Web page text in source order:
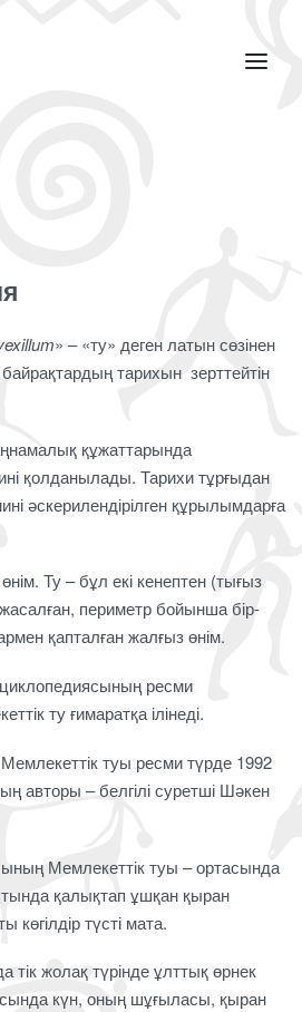
» – «ту» деген латын сөзінен
тарихын зерттейтін
құжаттарында
қолданылады. Тарихи тұрғыдан
әскерилендірілген құрылымдарға
Ту – бұл екі кенептен (тығыз
периметр бойынша бір-
қапталған жалғыз өнім.
ресми
ту ғимаратқа ілінеді.
туы ресми түрде 1992
– белгілі суретші Шәкен
Мемлекеттік туы – ортасында
қалықтап ұшқан қыран
көгілдір түсті мата.
жолақ түрінде ұлттық өрнек
күн, оның шұғыласы, қыран